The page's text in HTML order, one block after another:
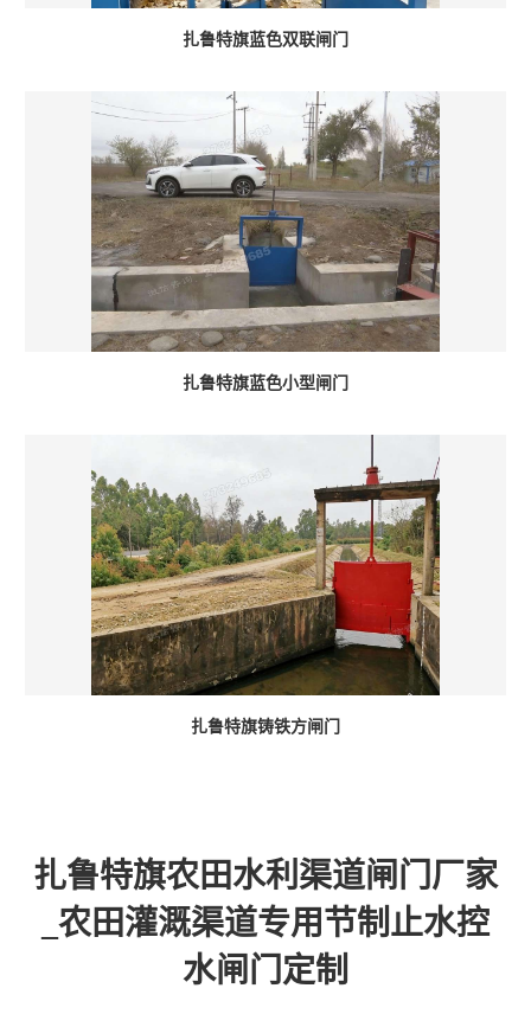
扎鲁特旗蓝色双联闸门
扎鲁特旗蓝色小型闸门
扎鲁特旗铸铁方闸门
扎鲁特旗农田水利渠道闸门厂家
_农田灌溉渠道专用节制止水控
水闸门定制